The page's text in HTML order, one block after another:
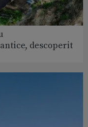
descoperit